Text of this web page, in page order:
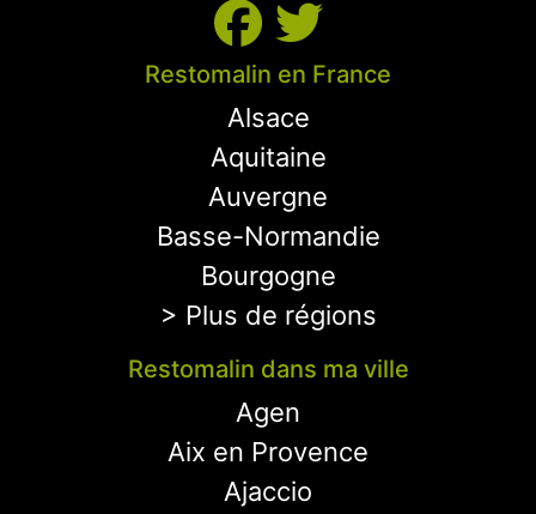
Restomalin en France
Alsace
Aquitaine
Auvergne
Basse-Normandie
Bourgogne
> Plus de régions
Restomalin dans ma ville
Agen
Aix en Provence
Ajaccio